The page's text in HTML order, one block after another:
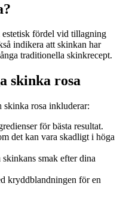
fördel vid tillagning
indikera att skinkan har
traditionella skinkrecept.
skinka rosa
skinka rosa inkluderar:
för bästa resultat.
det kan vara skadligt i höga
smak efter dina
kryddblandningen för en